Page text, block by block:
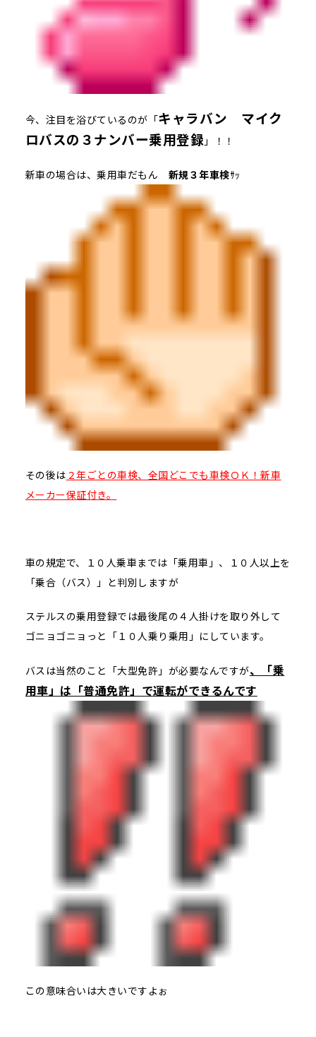
今、注目を浴びているのが「キャラバン マイク
ロバスの３ナンバー乗用登録 」！！
新車の場合は、乗用車だもん 新規３年車検ｻｯ
その後は ２年ごとの車検、全国どこでも車検ＯＫ！新車
メーカー保証付き。
車の規定で、１０人乗車までは「乗用車」、１０人以上を
「乗合（バス）」と判別しますが
ステルスの乗用登録では最後尾の４人掛けを取り外して
ゴニョゴニョっと「１０人乗り乗用」にしています。
バスは当然のこと「大型免許」が必要なんですが、「乗
用車」は「普通免許」で運転ができるんです
この意味合いは大きいですよぉ